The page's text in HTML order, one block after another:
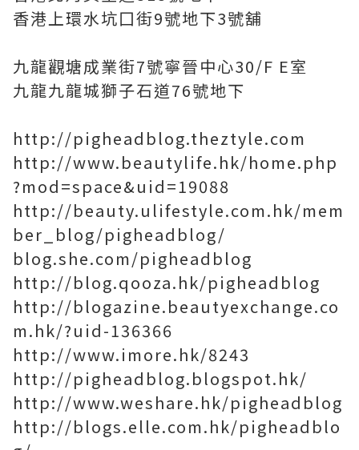
香港上環水坑囗街9號地下3號舖
九龍觀塘成業街7號寧晉中心30/F E室
九龍九龍城獅子石道76號地下
http://pigheadblog.theztyle.com
http://www.beautylife.hk/home.php
?mod=space&uid=19088
http://beauty.ulifestyle.com.hk/mem
ber_blog/pigheadblog/
blog.she.com/pigheadblog
http://blog.qooza.hk/pigheadblog
http://blogazine.beautyexchange.co
m.hk/?uid-136366
http://www.imore.hk/8243
http://pigheadblog.blogspot.hk/
http://www.weshare.hk/pigheadblog
http://blogs.elle.com.hk/pigheadblo